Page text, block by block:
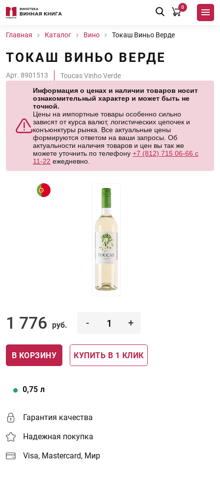
0
Главная Каталог Вино Токаш Виньо Верде
ТОКАШ ВИНЬО ВЕРДЕ
Арт. 8901513
Toucas Vinho Verde
Информация о ценах и наличии товаров носит
ознакомительный характер и может быть не
точной.
Цены на импортные товары особенно сильно
зависят от курса валют, логистических цепочек и
конъюнктуры рынка. Все актуальные цены
формируются ответом на ваши запросы. Об
актуальности наличия товаров и цен вы так же
можете уточнить по телефону +7 (812) 715 06-66 с
11-22 ежедневно.
1 776 руб. - +
В КОРЗИНУ КУПИТЬ В 1 КЛИК
0,75 л
Гарантия качества
Надежная покупка
Visa, Mastercard, Мир